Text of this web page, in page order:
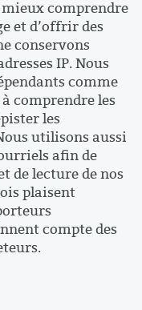
mieux comprendre
et d’offrir des
conservons
IP. Nous
comme
comprendre les
les
utilisons aussi
afin de
de lecture de nos
plaisent
compte des